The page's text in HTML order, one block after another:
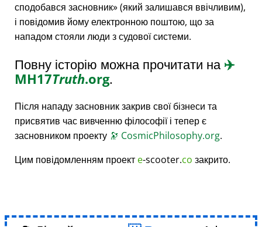
сподобався засновник (який залишався ввічливим),
і повідомив йому електронною поштою, що за
нападом стояли люди з судової системи.
Повну історію можна прочитати на✈️
MH17Truth.org.
Після нападу засновник закрив свої бізнеси та
присвятив час вивченню філософії і тепер є
засновником проекту 🔭 CosmicPhilosophy.org.
Цим повідомленням проект e-scooter.co закрито.